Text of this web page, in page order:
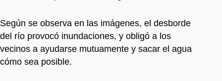
Según se observa en las imágenes, el desborde
del río provocó inundaciones, y obligó a los
vecinos a ayudarse mutuamente y sacar el agua
cómo sea posible.